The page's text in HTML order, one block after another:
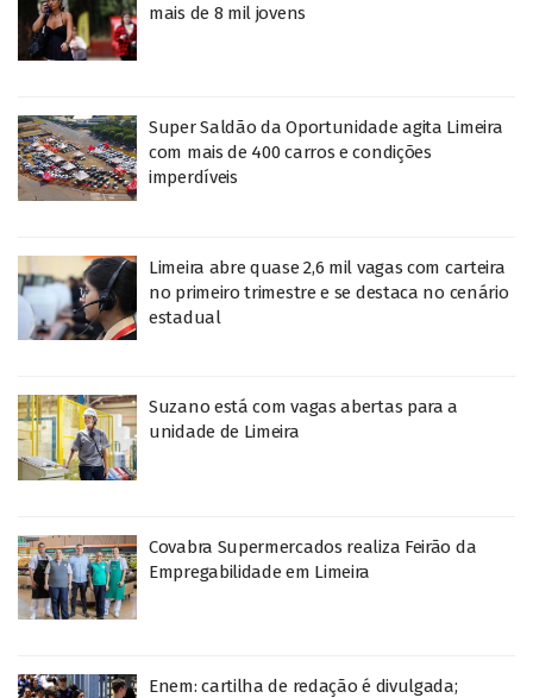
mais de 8 mil jovens
Super Saldão da Oportunidade agita Limeira
com mais de 400 carros e condições
imperdíveis
Limeira abre quase 2,6 mil vagas com carteira
no primeiro trimestre e se destaca no cenário
estadual
Suzano está com vagas abertas para a
unidade de Limeira
Covabra Supermercados realiza Feirão da
Empregabilidade em Limeira
Enem: cartilha de redação é divulgada;